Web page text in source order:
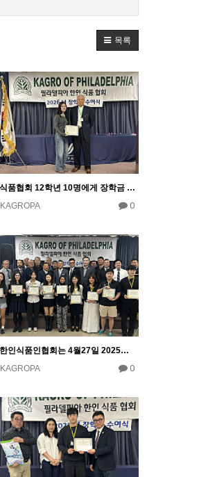
목록
식품협회 12학년 10명에게 장학금 10000달러 수여
KAGROPA
0
한인식품인협회는 4월27일 2025년도 장학금 수여식
KAGROPA
0